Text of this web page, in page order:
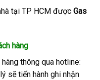
tại TP HCM được Gas
hàng
thông qua hotline:
sẽ tiến hành ghi nhận